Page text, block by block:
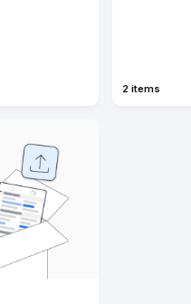
2 items